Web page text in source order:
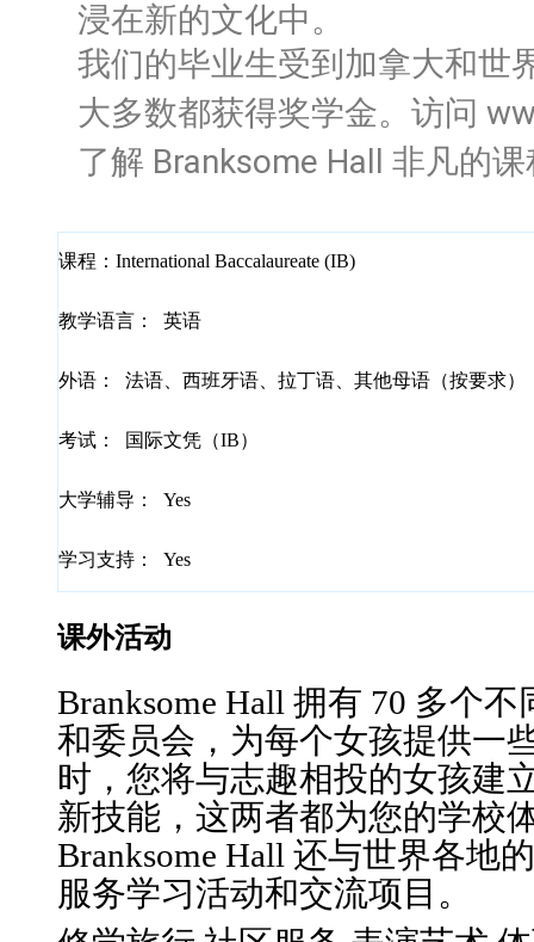
浸在新的文化中。
我们的毕业生受到加拿大和世
大多数都获得奖学金。 访问
了解 Branksome Hall 非凡的
课程： International Baccalaureate (IB)
教学语言： 英语
外语： 法语、西班牙语、拉丁语、其他母语（按要求）
考试： 国际文凭（IB）
大学辅导： Yes
学习支持： Yes
课外活动
Branksome Hall 拥有 70 多个
和委员会，为每个女孩提供一
时，您将与志趣相投的女孩建
新技能，这两者都为您的学校
Branksome Hall 还与世界各地
服务学习活动和交流项目。